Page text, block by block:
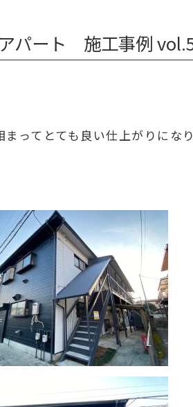
パート 施工事例
ってとても良い仕上がりになり